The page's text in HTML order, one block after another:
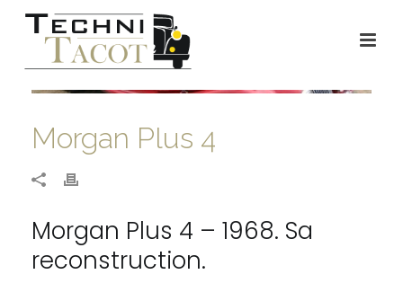
Morgan Plus 4
Morgan Plus 4 – 1968. Sa
reconstruction.